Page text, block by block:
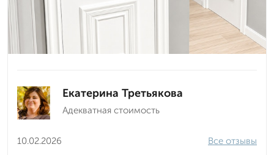
Екатерина Третьякова
Адекватная стоимость
10.02.2026
Все отзывы